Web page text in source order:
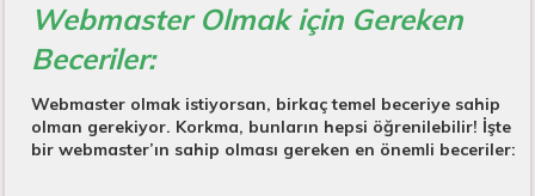
Webmaster Olmak için Gereken
Beceriler:
Webmaster olmak istiyorsan, birkaç temel beceriye sahip
olman gerekiyor. Korkma, bunların hepsi öğrenilebilir! İşte
bir webmaster’ın sahip olması gereken en önemli beceriler: